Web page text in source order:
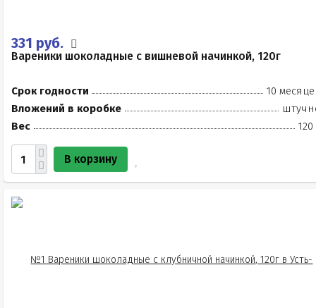
331 руб.
Вареники шоколадные с вишневой начинкой, 120г
Срок годности
10
Вложений в коробке
Вес
120
В корзину